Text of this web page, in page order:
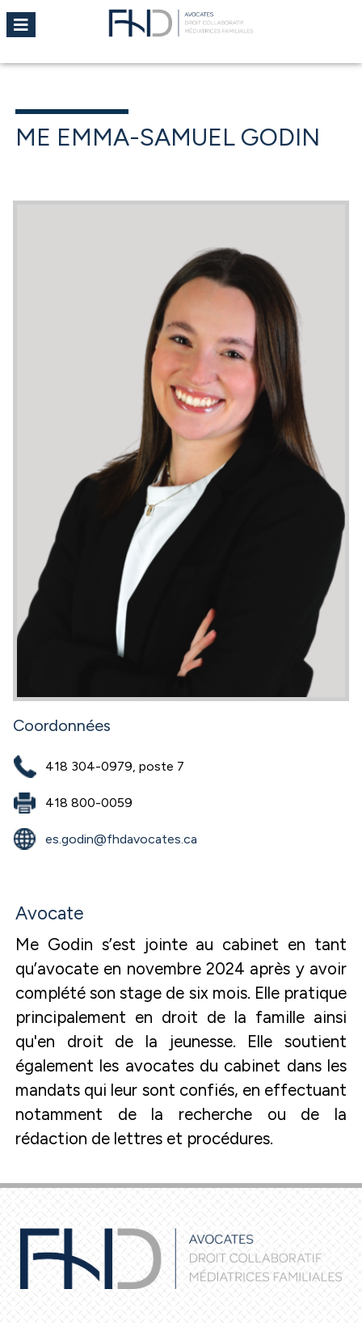
ME EMMA-SAMUEL GODIN
Coordonnées
418 304-0979, poste 7
418 800-0059
es.godin@fhdavocates.ca
Avocate
Me Godin s’est jointe au cabinet en tant
qu’avocate en novembre 2024 après y avoir
complété son stage de six mois. Elle pratique
principalement en droit de la famille ainsi
qu'en droit de la jeunesse. Elle soutient
également les avocates du cabinet dans les
mandats qui leur sont confiés, en effectuant
notamment de la recherche ou de la
rédaction de lettres et procédures.